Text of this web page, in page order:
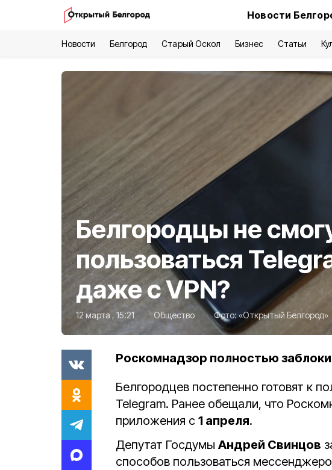
Новости
Новости Белгород Старый Оскол Бизнес Статьи
Белгородцы не
пользоваться
даже с VPN?
12 марта , 15:21 Общество Фото: «Открытый Белгород»
Роскомнадзор полностью
Белгородцев постепенно готовят к
Telegram. Ранее обещали, что
приложения с 1 апреля.
Депутат Госдумы Андрей Свинцов
способов пользоваться